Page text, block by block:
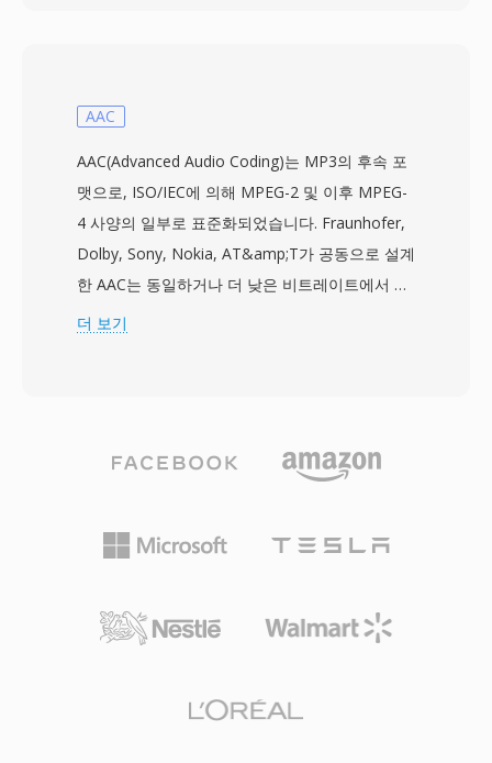
하던 시절, 모바일 기기에 멀티미디어를 도입하는
너는 일반 MP4 파일에 있는 오버헤드를 제거하여
느린 3G 연결에서도 안정적으로 스트리밍할 수 있
는 상당히 작은 파일을 생성합니다. 3GP는 GSM
과 UMTS 네트워크 프로토콜을 모두 지원하며, 컨
테이너 내에 시간 지정 텍스트와 정지 이미지도 포
함할 수 있습니다. 주요 단말기 제조사들의 폭넓은
식을 선호하지만, 3GP 파일은 오래된 모바일 녹화
자료의 아카이브나 대역폭 효율적인 비디오 전송
AAC
AAC(Advanced Audio Coding)는 MP3의 후속 포
맷으로, ISO/IEC에 의해 MPEG-2 및 이후 MPEG-
4 사양의 일부로 표준화되었습니다. Fraunhofer,
Dolby, Sony, Nokia, AT&amp;T가 공동으로 설계
한 AAC는 동일하거나 더 낮은 비트레이트에서 우
수한 음질을 제공합니다 — 96 kbps AAC 스트림
iPhone, iPad), YouTube, 그리고 많은 스트리밍
째 장점은 뛰어난 압축 효율성으로, 저장 공간과
대역폭을 크게 절약하면서도 고품질 오디오를 유
이트와 최대 48채널을 지원하여 음성 통화부터 서
사실상 모든 최신 기기, 브라우저, 미디어 플레이
더 보기